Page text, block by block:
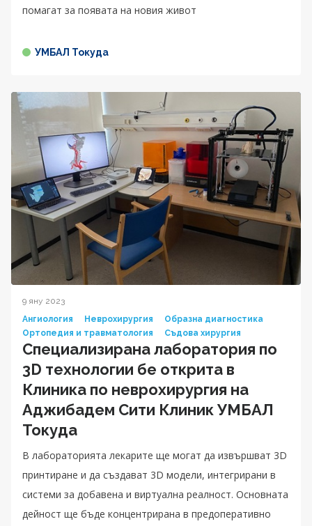
помагат за появата на новия живот
УМБАЛ Токуда
9 яну 2023
Ангиология
Неврохирургия
Образна диагностика
Ортопедия и травматология
Съдова хирургия
Специализирана лаборатория по
3D технологии бе открита в
Клиника по неврохирургия на
Аджибадем Сити Клиник УМБАЛ
Токуда
В лабораторията лекарите ще могат да извършват 3D
принтиране и да създават 3D модели, интегрирани в
системи за добавена и виртуална реалност. Основната
дейност ще бъде концентрирана в предоперативно